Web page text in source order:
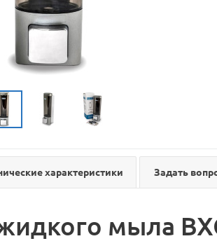
характеристики Задать
мыла